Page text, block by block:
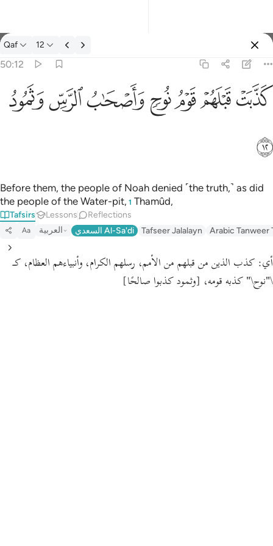
Tafsir: Qaf 50:12
Qaf 12
50:12
كذبت قبلهم قوم نوح واصحاب الرس وثمود ١٢
كَذَّبَتْ قَبْلَهُمْ قَوْمُ نُوحٍۢ وَأَصْحَـٰبُ ٱلرَّسِّ وَثَمُودُ ١٢
ﲫﲬﲭﲮﲯﲰﲱ
ﲲ
Before them, the people of Noah denied ˹the truth,˺ as did
the people of the Water-pit, 1 Thamûd,
Tafsirs Lessons Reflections
Aa العربية السعدي Al-Sa'di Tafseer Jalalayn Arabic Tanweer
أي: كذب الذين من قبلهم من الأمم، رسلهم الكرام، وأنبياءهم العظام، كـ
\"نوح\" كذبه قومه، [وثمود كذبوا صالحًا]